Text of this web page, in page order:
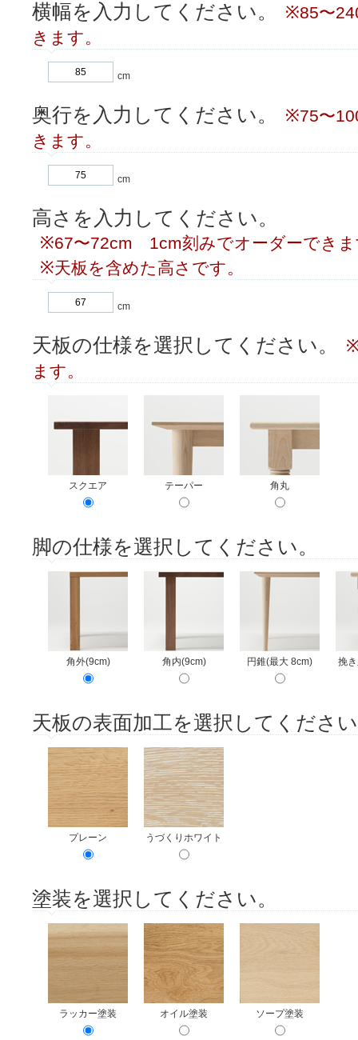
横幅を入力してください。
※85〜
きます。
cm
奥行を入力してください。
※75〜
きます。
cm
高さを入力してください。
※67〜72cm 1cm刻みでオーダーできま
※天板を含めた高さです。
cm
天板の仕様を選択してください。
ます。
スクエア テーパー 角丸
脚の仕様を選択してください。
角外(9cm) 角内(9cm) 円錐(最大 8cm) 挽
天板の表面加工を選択してくださ
プレーン うづくりホワイト
塗装を選択してください。
ラッカー塗装 オイル塗装 ソープ塗装